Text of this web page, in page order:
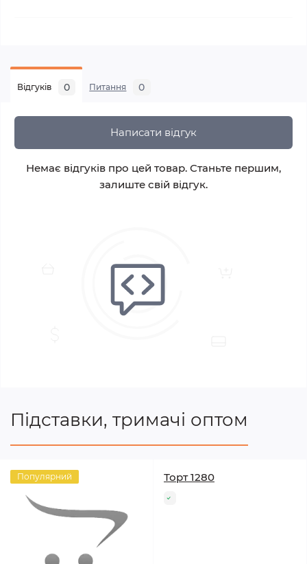
Відгуків 0 Питання 0
Написати відгук
Немає відгуків про цей товар. Станьте першим,
залиште свій відгук.
Підставки, тримачі оптом
Популярний Торт 1280